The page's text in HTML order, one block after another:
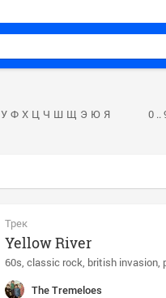
У Ф Х Ц Ч Ш Щ Э Ю Я 0 ..
Трек
Yellow River
60s classic rock british invasion
The Tremeloes